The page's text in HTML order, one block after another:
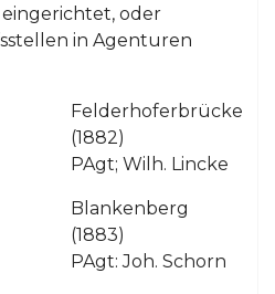
oder
in Agenturen
Felderhoferbrücke
(1882)
PAgt; Wilh. Lincke
Blankenberg
(1883)
PAgt: Joh. Schorn